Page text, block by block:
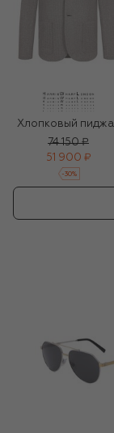
Хлопковый
74 150 ₽
51 900 ₽
-30%